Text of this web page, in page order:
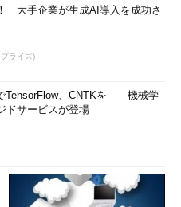
大手企業が生成AI導入を成功さ
ライズ)
TensorFlow、CNTKを――機械学
ドサービスが登場